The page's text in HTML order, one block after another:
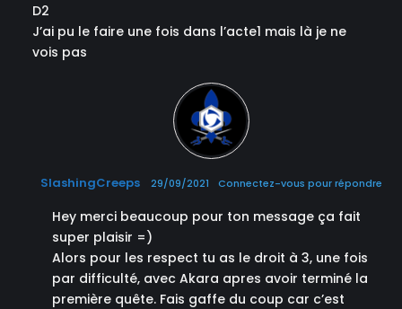
D2
J’ai pu le faire une fois dans l’acte1 mais là je ne
vois pas
SlashingCreeps 29/09/2021 Connectez-vous pour répondre
Hey merci beaucoup pour ton message ça fait
super plaisir =)
Alors pour les respect tu as le droit à 3, une fois
par difficulté, avec Akara apres avoir terminé la
première quête. Fais gaffe du coup car c’est